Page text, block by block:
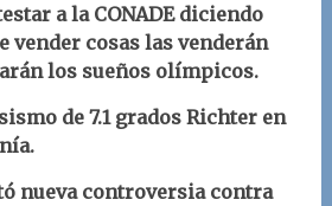
a la CONADE diciendo
vender cosas las venderán
los sueños olímpicos.
de 7.1 grados Richter en
nueva controversia contra